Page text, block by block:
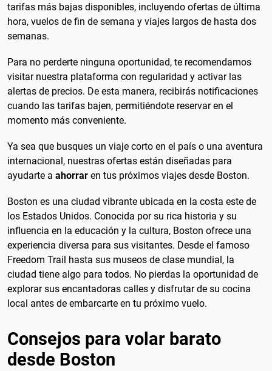
tarifas más bajas disponibles, incluyendo ofertas de última
hora, vuelos de fin de semana y viajes largos de hasta dos
semanas.
Para no perderte ninguna oportunidad, te recomendamos
visitar nuestra plataforma con regularidad y activar las
alertas de precios. De esta manera, recibirás notificaciones
cuando las tarifas bajen, permitiéndote reservar en el
momento más conveniente.
Ya sea que busques un viaje corto en el país o una aventura
internacional, nuestras ofertas están diseñadas para
ayudarte a ahorrar en tus próximos viajes desde Boston.
Boston es una ciudad vibrante ubicada en la costa este de
los Estados Unidos. Conocida por su rica historia y su
influencia en la educación y la cultura, Boston ofrece una
experiencia diversa para sus visitantes. Desde el famoso
Freedom Trail hasta sus museos de clase mundial, la
ciudad tiene algo para todos. No pierdas la oportunidad de
explorar sus encantadoras calles y disfrutar de su cocina
local antes de embarcarte en tu próximo vuelo.
Consejos para volar barato
desde Boston